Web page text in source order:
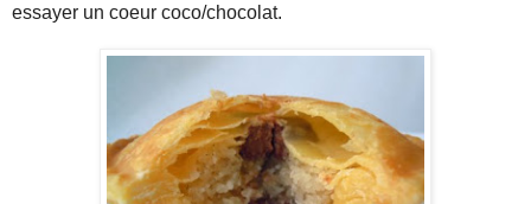
essayer un coeur coco/chocolat.